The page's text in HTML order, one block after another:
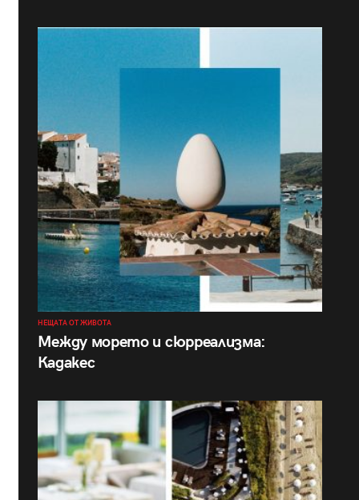
НЕЩАТА ОТ ЖИВОТА
Между морето и сюрреализма:
Кадакес